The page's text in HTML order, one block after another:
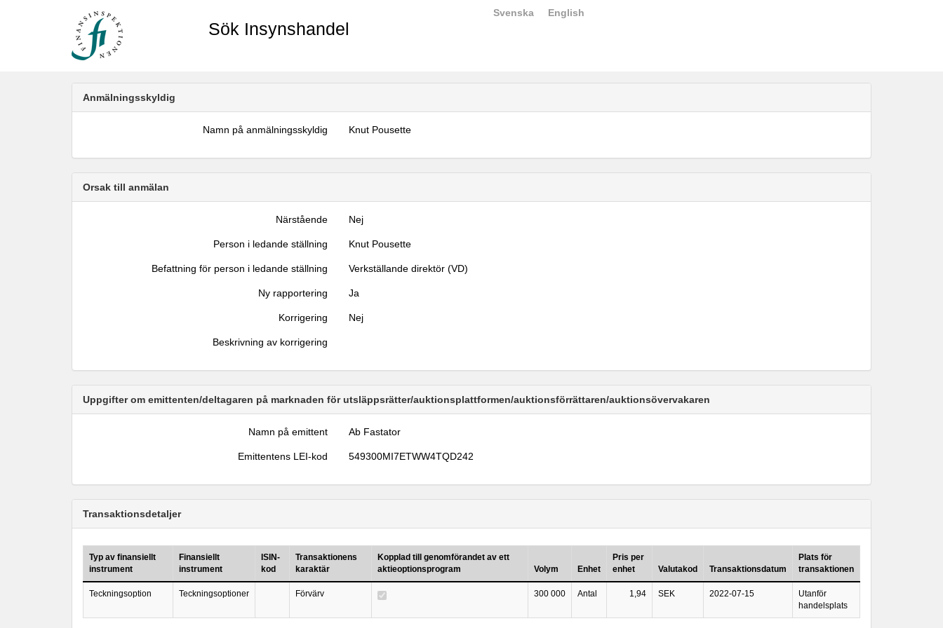
Sök Insynshandel
Svenska English
Anmälningsskyldig
Namn på anmälningsskyldig Knut Pousette
Orsak till anmälan
Närstående Nej
Person i ledande ställning Knut Pousette
Befattning för person i ledande ställning Verkställande direktör (VD)
Ny rapportering Ja
Korrigering Nej
Beskrivning av korrigering
Uppgifter om emittenten/deltagaren på marknaden för utsläppsrätter/auktionsplattformen/auktionsförrättaren/auktionsövervakaren
Namn på emittent Ab Fastator
Emittentens LEI-kod 549300MI7ETWW4TQD242
Transaktionsdetaljer
Typ av finansiellt
instrument
Finansiellt
instrument
ISIN-
kod
Transaktionens
karaktär
Kopplad till genomförandet av ett
aktieoptionsprogram
Volym Enhet
Pris per
enhet
Valutakod Transaktionsdatum
Plats för
transaktionen
Teckningsoption Teckningsoptioner Förvärv 300 000 Antal 1,94 SEK 2022-07-15
Utanför
handelsplats